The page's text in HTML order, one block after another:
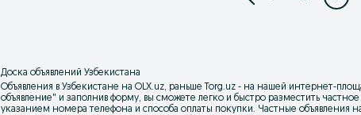
Доска объявлений Узбекистана
Объявления в Узбекистане на OLX.uz, раньше Torg.uz - на нашей интернет-
объявление" и заполнив форму, вы сможете легко и быстро разместить
указанием номера телефона и способа оплаты покупки. Частные объявления